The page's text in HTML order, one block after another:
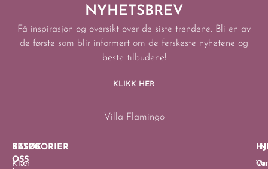
NYHETSBREV
Få inspirasjon og oversikt over de siste trendene. Bli en av
de første som blir informert om de ferskeste nyhetene og
beste tilbudene!
KLIKK HER
Villa Flamingo
BESØK
OSS
KATEGORIER
Klær